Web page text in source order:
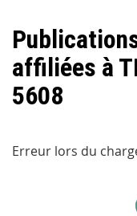
affiliées à
5608
Erreur lors du